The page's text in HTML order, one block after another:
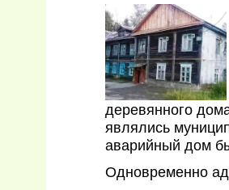
деревянного
являлись
аварийный дом
Одновременно